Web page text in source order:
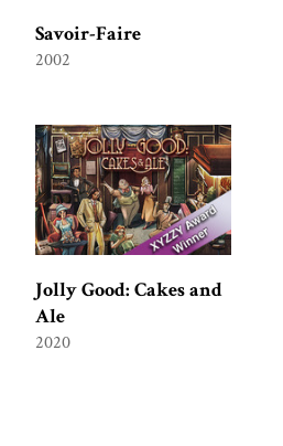
Savoir-Faire
2002
Jolly Good: Cakes and
Ale
2020